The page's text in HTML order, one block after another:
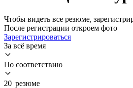
Чтобы видеть все резюме,
После регистрации откроем фото
Зарегистрироваться
За всё время
По соответствию
20 резюме